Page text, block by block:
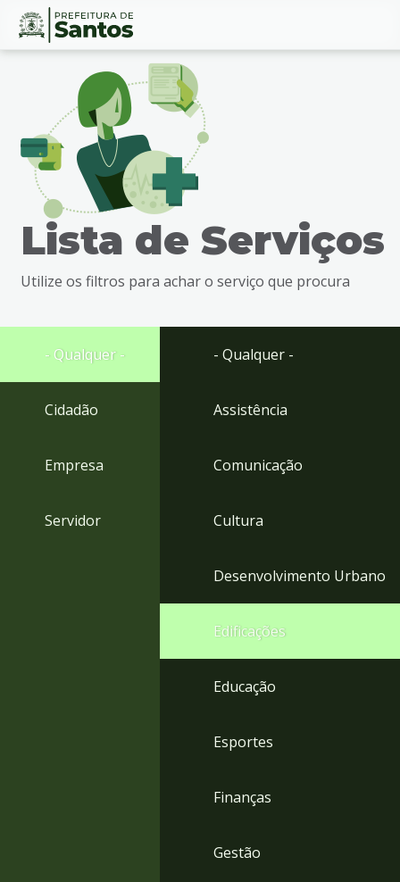
Ir
busca
Ir
rodapé
Conteúdo
Lista de Serviços
Utilize os filtros para achar o serviço que procura
- Qualquer -
Cidadão
Empresa
Servidor
- Qualquer -
Assistência
Comunicação
Cultura
Desenvolvimento Urbano
Edificações
Educação
Esportes
Finanças
Gestão